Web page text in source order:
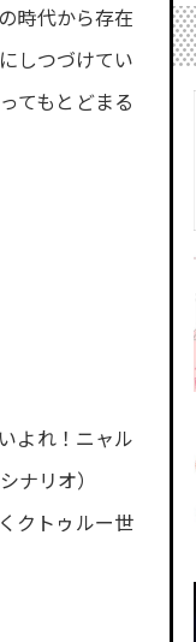
時代から存在
しつづけてい
てもとどまる
よれ！ニャル
ナリオ）
クトゥルー世